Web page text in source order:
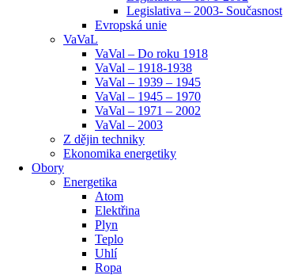
Legislativa – 2003- Současnost
Evropská unie
VaVaL
VaVal – Do roku 1918
VaVal – 1918-1938
VaVal – 1939 – 1945
VaVal – 1945 – 1970
VaVal – 1971 – 2002
VaVal – 2003
Z dějin techniky
Ekonomika energetiky
Obory
Energetika
Atom
Elektřina
Plyn
Teplo
Uhlí
Ropa